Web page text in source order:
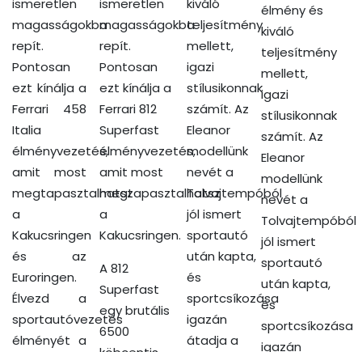
ismeretlen
magasságokba
repít.
Pontosan
ezt kínálja a
Ferrari 458
Italia
élményvezetés,
amit most
megtapasztalhatsz
a
Kakucsringen
és az
Euroringen.
Élvezd a
sportautóvezetés
élményét a
ismeretlen
magasságokba
repít.
Pontosan
ezt kínálja a
Ferrari 812
Superfast
élményvezetés,
amit most
megtapasztalhatsz
a
Kakucsringen.
A 812
Superfast
egy brutális
6500
kiváló
teljesítmény
mellett,
igazi
stílusikonnak
számít. Az
Eleanor
modellünk
nevét a
Tolvajtempóból
jól ismert
sportautó
után kapta,
és
sportcsíkozása
igazán
átadja a
élmény és
kiváló
teljesítmény
mellett,
igazi
stílusikonnak
számít. Az
Eleanor
modellünk
nevét a
Tolvajtempóból
jól ismert
sportautó
után kapta,
és
sportcsíkozása
igazán